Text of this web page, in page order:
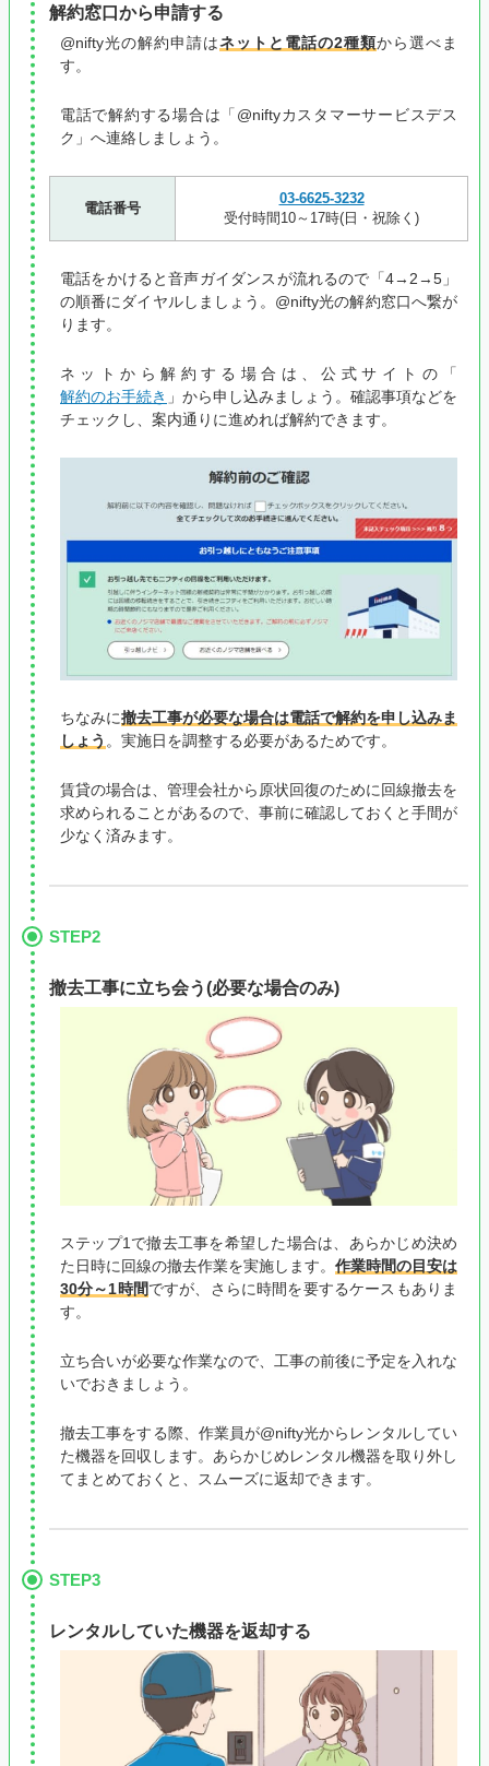
解約窓口から申請する
@nifty光の解約申請はネットと電話の2種類から選べま
す。
電話で解約する場合は「@niftyカスタマーサービスデス
ク」へ連絡しましょう。
電話番号
03-6625-3232
受付時間10～17時(日・祝除く)
電話をかけると音声ガイダンスが流れるので「4→2→5」
の順番にダイヤルしましょう。@nifty光の解約窓口へ繋が
ります。
ネットから解約する場合は、公式サイトの「
解約のお手続き 」から申し込みましょう。確認事項などを
チェックし、案内通りに進めれば解約できます。
ちなみに撤去工事が必要な場合は電話で解約を申し込みま
しょう 。実施日を調整する必要があるためです。
賃貸の場合は、管理会社から原状回復のために回線撤去を
求められることがあるので、事前に確認しておくと手間が
少なく済みます。
STEP2
撤去工事に立ち会う(必要な場合のみ)
ステップ1で撤去工事を希望した場合は、あらかじめ決め
た日時に回線の撤去作業を実施します。 作業時間の目安は
30分～1時間ですが、さらに時間を要するケースもありま
す。
立ち合いが必要な作業なので、工事の前後に予定を入れな
いでおきましょう。
撤去工事をする際、作業員が@nifty光からレンタルしてい
た機器を回収します。あらかじめレンタル機器を取り外し
てまとめておくと、スムーズに返却できます。
STEP3
レンタルしていた機器を返却する